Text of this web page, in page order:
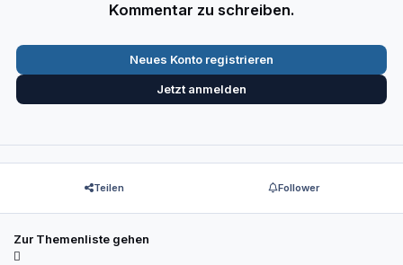
Kommentar zu schreiben.
Neues Konto registrieren
Jetzt anmelden
Teilen Follower
Zur Themenliste gehen